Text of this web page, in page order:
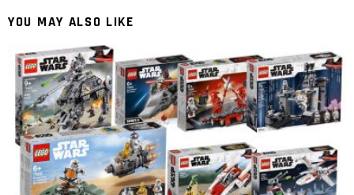
YOU MAY ALSO LIKE